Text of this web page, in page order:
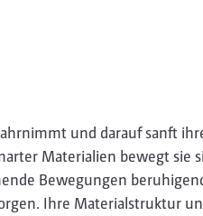
und darauf sanft
Materialien bewegt sie
Bewegungen
Ihre Materialstruktur